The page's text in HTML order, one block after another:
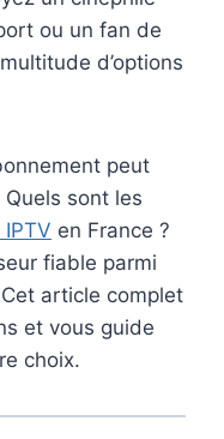
ou un fan de
d’options
peut
sont les
en France ?
fiable parmi
article complet
et vous guide
choix.